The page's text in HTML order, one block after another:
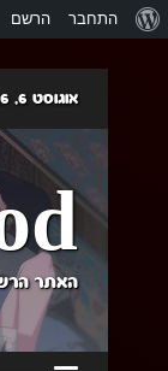
אודות
התחבר הרשם
content
אוגוסט 6, 2026
האתר